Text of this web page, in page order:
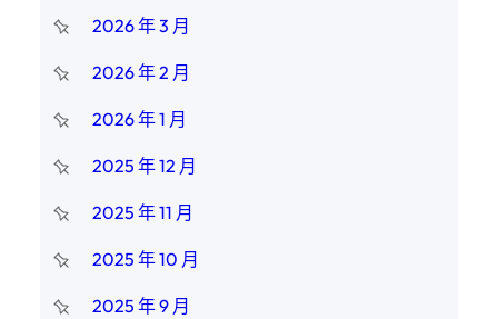
2026 年 3 月
2026 年 2 月
2026 年 1 月
2025 年 12 月
2025 年 11 月
2025 年 10 月
2025 年 9 月